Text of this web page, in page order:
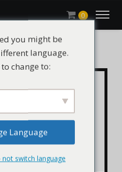
0
UV-944 /
Penstabil
Chimasorb
18-9 /
19-8
you might be
language.
change to:
Language
not switch language